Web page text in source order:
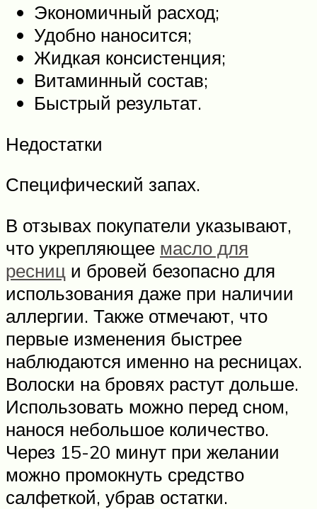
Экономичный расход;
Удобно наносится;
Жидкая консистенция;
Витаминный состав;
Быстрый результат.
Недостатки
Специфический запах.
В отзывах покупатели указывают,
что укрепляющее масло для
ресниц и бровей безопасно для
использования даже при наличии
аллергии. Также отмечают, что
первые изменения быстрее
наблюдаются именно на ресницах.
Волоски на бровях растут дольше.
Использовать можно перед сном,
нанося небольшое количество.
Через 15-20 минут при желании
можно промокнуть средство
салфеткой, убрав остатки.